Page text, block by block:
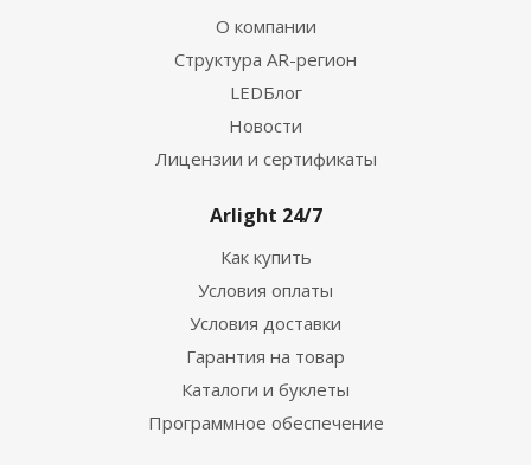
О компании
Структура AR-регион
LEDБлог
Новости
Лицензии и сертификаты
Arlight 24/7
Как купить
Условия оплаты
Условия доставки
Гарантия на товар
Каталоги и буклеты
Программное обеспечение